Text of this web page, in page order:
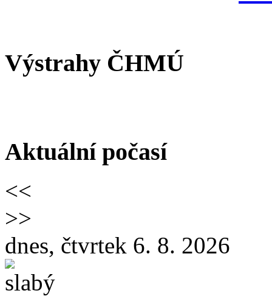
Výstrahy ČHMÚ
Aktuální počasí
<<
>>
dnes, čtvrtek 6. 8. 2026